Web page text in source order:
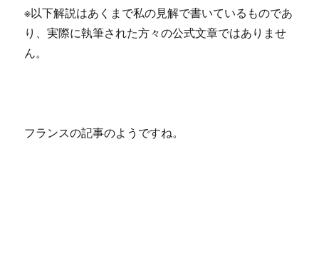
※以下解説はあくまで私の見解で書いているものであ
り、実際に執筆された方々の公式文章ではありませ
ん。
フランスの記事のようですね。